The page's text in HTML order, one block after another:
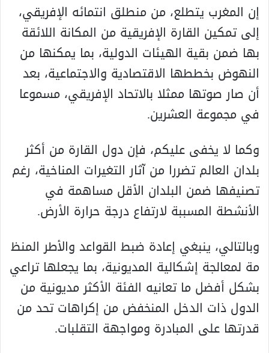
إن المغرب يتطلع، من منطلق انتمائه الإفريقي،
إلى تمكين القارة الإفريقية من المكانة اللائقة
بها ضمن بقية الهيئات الدولية، بما يمكنها من
النهوض بخططها الاقتصادية والاجتماعية، بعد
أن صار صوتها ممثلا بالاتحاد الإفريقي، مسموعا
في مجموعة العشرين.
وكما لا يخفى عليكم، فإن دول القارة من أكثر
بلدان العالم تضررا من آثار التغيرات المناخية، رغم
تصنيفها ضمن البلدان الأقل مساهمة في
الأنشطة المسببة لارتفاع درجة حرارة الأرض.
وبالتالي، ينبغي إعادة ضبط القواعد والأطر المنظ
مة لمعالجة إشكالية المديونية، بما يجعلها تراعي
بشكل أفضل ما تعانيه الفئة الأكثر مديونية من
الدول ذات الدخل المنخفض من إكراهات تحد من
قدرتها على المبادرة ومواجهة التقلبات.